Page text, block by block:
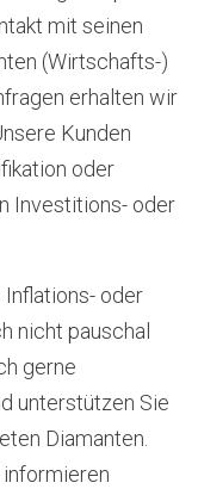
mit seinen
(Wirtschafts-)
erhalten wir
Kunden
oder
Investitions- oder
Inflations- oder
nicht pauschal
gerne
unterstützen Sie
Diamanten.